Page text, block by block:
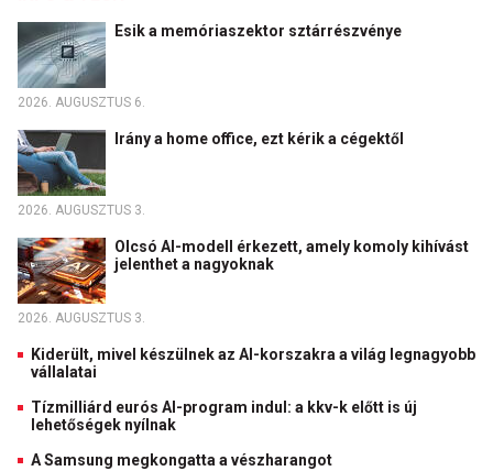
Esik a memóriaszektor sztárrészvénye
2026. AUGUSZTUS 6.
Irány a home office, ezt kérik a cégektől
2026. AUGUSZTUS 3.
Olcsó AI-modell érkezett, amely komoly kihívást
jelenthet a nagyoknak
2026. AUGUSZTUS 3.
Kiderült, mivel készülnek az AI-korszakra a világ legnagyobb
vállalatai
Tízmilliárd eurós AI-program indul: a kkv-k előtt is új
lehetőségek nyílnak
A Samsung megkongatta a vészharangot